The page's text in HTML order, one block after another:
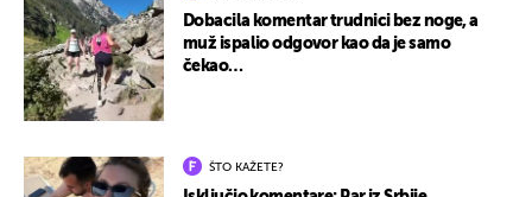
Dobacila komentar trudnici bez noge, a
muž ispalio odgovor kao da je samo
čekao…
ŠTO KAŽETE?